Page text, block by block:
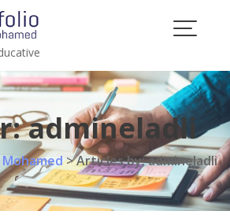
admineladli
>Articles by: admineladli